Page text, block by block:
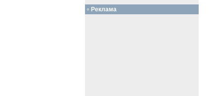
Реклама